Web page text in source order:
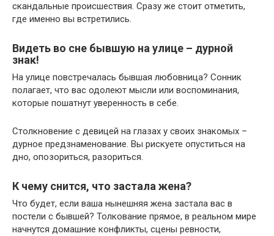
скандальные происшествия. Сразу же стоит отметить,
где именно вы встретились.
Видеть во сне бывшую на улице – дурной
знак!
На улице повстречалась бывшая любовница? Сонник
полагает, что вас одолеют мысли или воспоминания,
которые пошатнут уверенность в себе.
Столкновение с девицей на глазах у своих знакомых –
дурное предзнаменование. Вы рискуете опуститься на
дно, опозориться, разориться.
К чему снится, что застала жена?
Что будет, если ваша нынешняя жена застала вас в
постели с бывшей? Толкование прямое, в реальном мире
начнутся домашние конфликты, сцены ревности,